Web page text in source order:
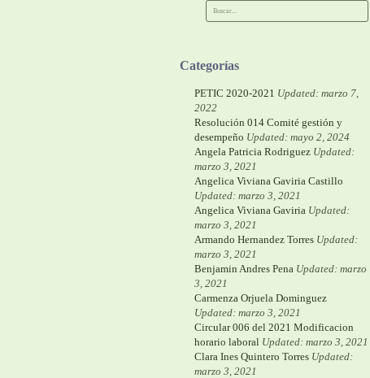
Categorías
PETIC 2020-2021 Updated: marzo 7,
2022
Resolución 014 Comité gestión y
desempeño Updated: mayo 2, 2024
Angela Patricia Rodriguez Updated:
marzo 3, 2021
Angelica Viviana Gaviria Castillo
Updated: marzo 3, 2021
Angelica Viviana Gaviria Updated:
marzo 3, 2021
Armando Hernandez Torres Updated:
marzo 3, 2021
Benjamin Andres Pena Updated: marzo
3, 2021
Carmenza Orjuela Dominguez
Updated: marzo 3, 2021
Circular 006 del 2021 Modificacion
horario laboral Updated: marzo 3, 2021
Clara Ines Quintero Torres Updated:
marzo 3, 2021